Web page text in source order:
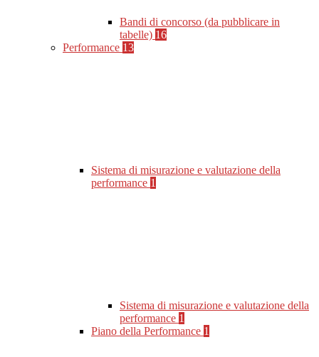
Bandi di concorso (da pubblicare in
tabelle) 16
Performance 13
Sistema di misurazione e valutazione della
performance 1
Sistema di misurazione e valutazione della
performance 1
Piano della Performance 1